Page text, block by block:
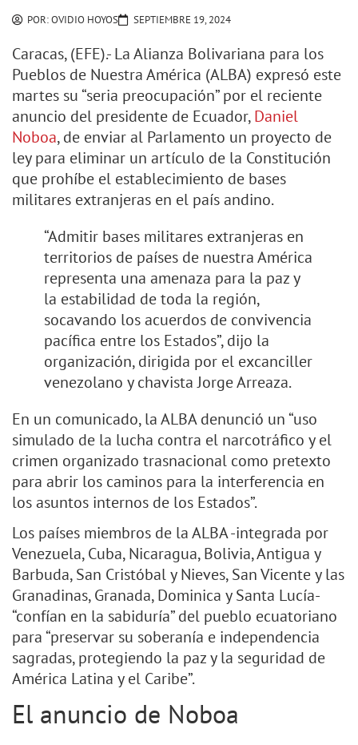
POR:OVIDIO HOYOS SEPTIEMBRE 19, 2024
Caracas, (EFE).- La Alianza Bolivariana para los
Pueblos de Nuestra América (ALBA) expresó este
martes su “seria preocupación” por el reciente
anuncio del presidente de Ecuador,Daniel
Noboa, de enviar al Parlamento un proyecto de
ley para eliminar un artículo de la Constitución
que prohíbe el establecimiento de bases
militares extranjeras en el país andino.
“Admitir bases militares extranjeras en
territorios de países de nuestra América
representa una amenaza para la paz y
la estabilidad de toda la región,
socavando los acuerdos de convivencia
pacífica entre los Estados”, dijo la
organización, dirigida por el excanciller
venezolano y chavista Jorge Arreaza.
En un comunicado, la ALBA denunció un “uso
simulado de la lucha contra el narcotráfico y el
crimen organizado trasnacional como pretexto
para abrir los caminos para la interferencia en
los asuntos internos de los Estados”.
Los países miembros de la ALBA -integrada por
Venezuela, Cuba, Nicaragua, Bolivia, Antigua y
Barbuda, San Cristóbal y Nieves, San Vicente y las
Granadinas, Granada, Dominica y Santa Lucía-
“confían en la sabiduría” del pueblo ecuatoriano
para “preservar su soberanía e independencia
sagradas, protegiendo la paz y la seguridad de
América Latina y el Caribe”.
El anuncio de Noboa